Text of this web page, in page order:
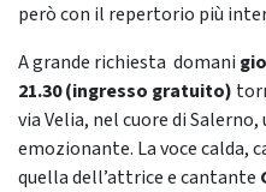
però con il repertorio più
A grande richiesta domani
21.30 (ingresso gratuito)
via Velia, nel cuore di
emozionante. La voce calda,
quella dell’attrice e cantante